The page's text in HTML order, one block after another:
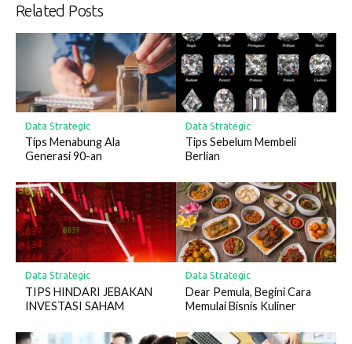
Related Posts
Data Strategic
Tips Menabung Ala
Generasi 90-an
Data Strategic
Tips Sebelum Membeli
Berlian
Data Strategic
TIPS HINDARI JEBAKAN
INVESTASI SAHAM
Data Strategic
Dear Pemula, Begini Cara
Memulai Bisnis Kuliner